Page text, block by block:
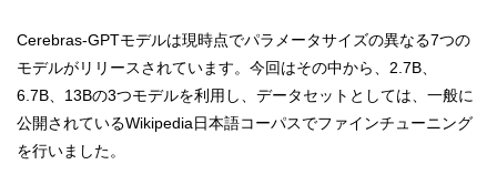
Cerebras-GPTモデルは現時点でパラメータサイズの異なる7つの
モデルがリリースされています。今回はその中から、2.7B、
6.7B、13Bの3つモデルを利用し、データセットとしては、一般に
公開されているWikipedia日本語コーパスでファインチューニング
を行いました。